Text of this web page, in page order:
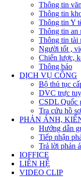
Thông tin
Thông tin
Thông tin Y
Thông tin an
Thông tin tài
Người tốt ,
Chiến lược,
Thông báo
DỊCH VỤ CÔNG
Bộ thủ tục
DVC trực
CSDL Quốc
Tra cứu hồ
PHẢN ÁNH,
Hướng dẫn
Tiếp nhận
Trả lời phản
IOFFICE
LIÊN HỆ
VIDEO CLIP